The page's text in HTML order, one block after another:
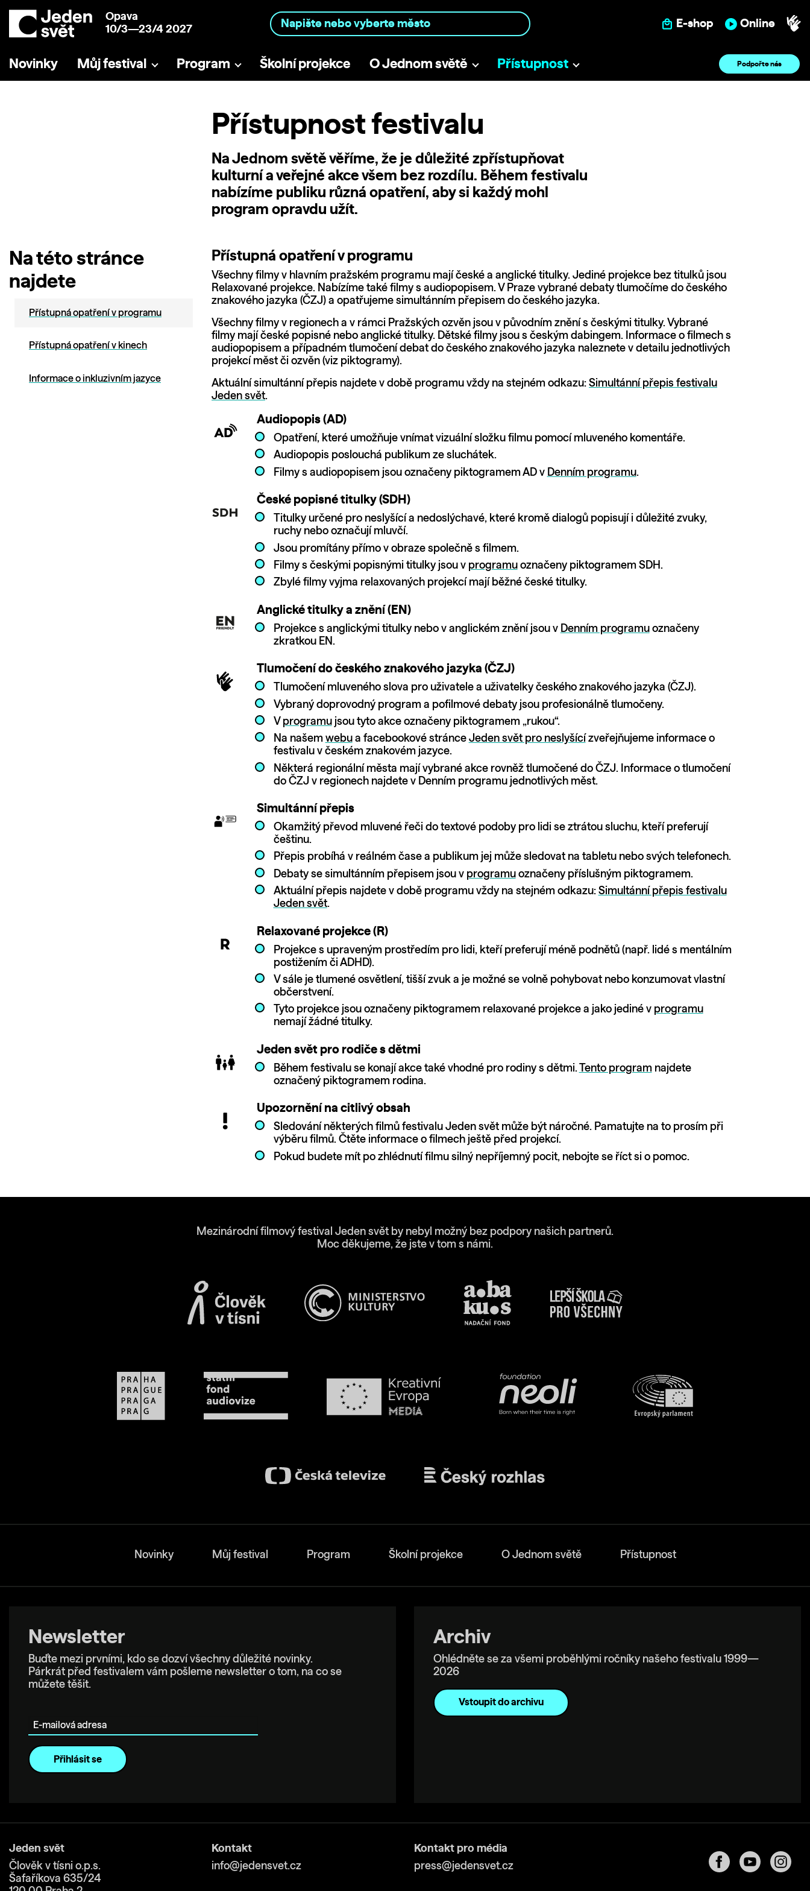
Opava
10/3—23/4 2027
E-shop Online
Novinky Můj festival Program Školní projekce O Jednom světě Přístupnost Podpořte nás
Přístupnost festivalu
Na Jednom světě věříme, že je důležité zpřístupňovat
kulturní a veřejné akce všem bez rozdílu. Během festivalu
nabízíme publiku různá opatření, aby si každý mohl
program opravdu užít.
Na této stránce
najdete
Přístupná opatření v programu
Přístupná opatření v kinech
Informace o inkluzivním jazyce
Přístupná opatření v programu
Všechny filmy v hlavním pražském programu mají české a anglické titulky. Jediné projekce bez titulků jsou
Relaxované projekce. Nabízíme také filmy s audiopopisem. V Praze vybrané debaty tlumočíme do českého
znakového jazyka (ČZJ) a opatřujeme simultánním přepisem do českého jazyka.
Všechny filmy v regionech a v rámci Pražských ozvěn jsou v původním znění s českými titulky. Vybrané
filmy mají české popisné nebo anglické titulky. Dětské filmy jsou s českým dabingem. Informace o filmech s
audiopopisem a případném tlumočení debat do českého znakového jazyka naleznete v detailu jednotlivých
projekcí měst či ozvěn (viz piktogramy).
Aktuální simultánní přepis najdete v době programu vždy na stejném odkazu: Simultánní přepis festivalu
Jeden svět.
Audiopopis (AD)
Opatření, které umožňuje vnímat vizuální složku filmu pomocí mluveného komentáře.
Audiopopis poslouchá publikum ze sluchátek.
Filmy s audiopopisem jsou označeny piktogramem AD v Denním programu.
České popisné titulky (SDH)
Titulky určené pro neslyšící a nedoslýchavé, které kromě dialogů popisují i důležité zvuky,
ruchy nebo označují mluvčí.
Jsou promítány přímo v obraze společně s filmem.
Filmy s českými popisnými titulky jsou v programuoznačeny piktogramem SDH.
Zbylé filmy vyjma relaxovaných projekcí mají běžné české titulky.
Anglické titulky a znění (EN)
Projekce s anglickými titulky nebo v anglickém znění jsou v Denním programuoznačeny
zkratkou EN.
Tlumočení do českého znakového jazyka (ČZJ)
Tlumočení mluveného slova pro uživatele a uživatelky českého znakového jazyka (ČZJ).
Vybraný doprovodný program a pofilmové debaty jsou profesionálně tlumočeny.
V programujsou tyto akce označeny piktogramem „rukou“.
Na našem webua facebookové stránce Jeden svět pro neslyšícízveřejňujeme informace o
festivalu v českém znakovém jazyce.
Některá regionální města mají vybrané akce rovněž tlumočené do ČZJ. Informace o tlumočení
do ČZJ v regionech najdete v Denním programu jednotlivých měst.
Simultánní přepis
Okamžitý převod mluvené řeči do textové podoby pro lidi se ztrátou sluchu, kteří preferují
češtinu.
Přepis probíhá v reálném čase a publikum jej může sledovat na tabletu nebo svých telefonech.
Debaty se simultánním přepisem jsou v programuoznačeny příslušným piktogramem.
Aktuální přepis najdete v době programu vždy na stejném odkazu: Simultánní přepis festivalu
Jeden svět.
Relaxované projekce (R)
Projekce s upraveným prostředím pro lidi, kteří preferují méně podnětů (např. lidé s mentálním
postižením či ADHD).
V sále je tlumené osvětlení, tišší zvuk a je možné se volně pohybovat nebo konzumovat vlastní
občerstvení.
Tyto projekce jsou označeny piktogramem relaxované projekce a jako jediné v programu
nemají žádné titulky.
Jeden svět pro rodiče s dětmi
Během festivalu se konají akce také vhodné pro rodiny s dětmi. Tento programnajdete
označený piktogramem rodina.
Upozornění na citlivý obsah
Sledování některých filmů festivalu Jeden svět může být náročné. Pamatujte na to prosím při
výběru filmů. Čtěte informace o filmech ještě před projekcí.
Pokud budete mít po zhlédnutí filmu silný nepříjemný pocit, nebojte se říct si o pomoc.
Mezinárodní filmový festival Jeden svět by nebyl možný bez podpory našich partnerů.
Moc děkujeme, že jste v tom s námi.
Novinky Můj festival Program Školní projekce O Jednom světě Přístupnost
Newsletter
Buďte mezi prvními, kdo se dozví všechny důležité novinky.
Párkrát před festivalem vám pošleme newsletter o tom, na co se
můžete těšit.
Archiv
Ohlédněte se za všemi proběhlými ročníky našeho festivalu 1999—
2026
Vstoupit do archivu
Jeden svět
Člověk v tísni o.p.s.
Šafaříkova 635/24
Kontakt
info@jedensvet.cz
Kontakt pro média
press@jedensvet.cz